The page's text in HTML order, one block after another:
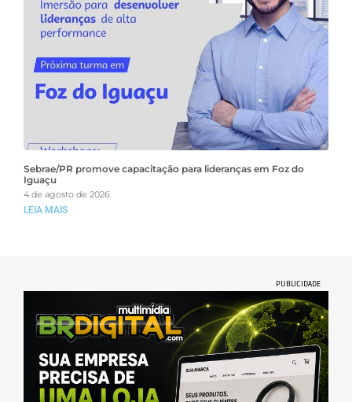
Sebrae/PR promove capacitação para lideranças em Foz do
Iguaçu
4 de agosto de 2026
LEIA MAIS
PUBLICIDADE